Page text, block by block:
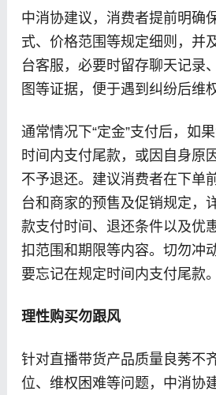
中消协建议，消费者提前明确
式、价格范围等规定细则，并
台客服，必要时留存聊天记录
图等证据，便于遇到纠纷后维权
通常情况下“定金”支付后，如
时间内支付尾款，或因自身原
不予退还。建议消费者在下单
台和商家的预售及促销规定，
款支付时间、退还条件以及优
扣范围和期限等内容。切勿冲
要忘记在规定时间内支付尾款。
理性购买勿跟风
针对直播带货产品质量良莠不
位、维权困难等问题，中消协